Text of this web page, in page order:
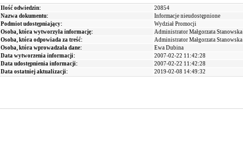
Ilość odwiedzin:
20854
Nazwa dokumentu:
Informacje nieudostępnione
Podmiot udostępniający:
Wydział Promocji
Osoba, która wytworzyła informację:
Administrator Małgorzata Stanowska
Osoba, która odpowiada za treść:
Administrator Małgorzata Stanowska
Osoba, która wprowadzała dane:
Ewa Dubina
Data wytworzenia informacji:
2007-02-22 11:42:28
Data udostępnienia informacji:
2007-02-22 11:42:28
Data ostatniej aktualizacji:
2019-02-08 14:49:32